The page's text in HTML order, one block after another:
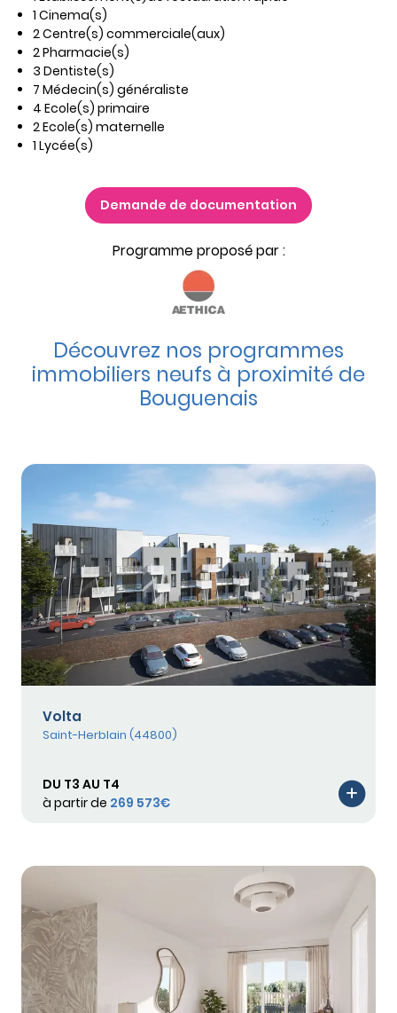
1 Cinema(s)
2 Centre(s) commerciale(aux)
2 Pharmacie(s)
3 Dentiste(s)
7 Médecin(s) généraliste
4 Ecole(s) primaire
2 Ecole(s) maternelle
1 Lycée(s)
Demande de documentation
Programme proposé par :
Découvrez nos programmes
immobiliers neufs à proximité de
Bouguenais
Volta
Saint-Herblain (44800)
DU T3 AU T4
à partir de 269 573€